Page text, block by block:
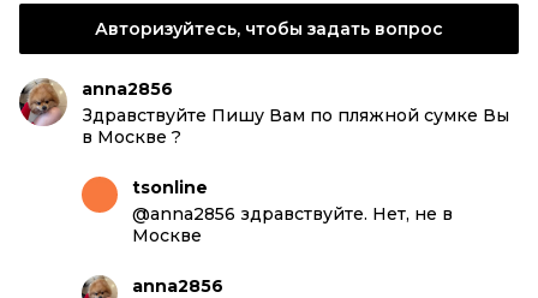
Авторизуйтесь, чтобы задать вопрос
anna2856
Здравствуйте Пишу Вам по пляжной сумке Вы
в Москве ?
tsonline
@anna2856 здравствуйте. Нет, не в
Москве
anna2856